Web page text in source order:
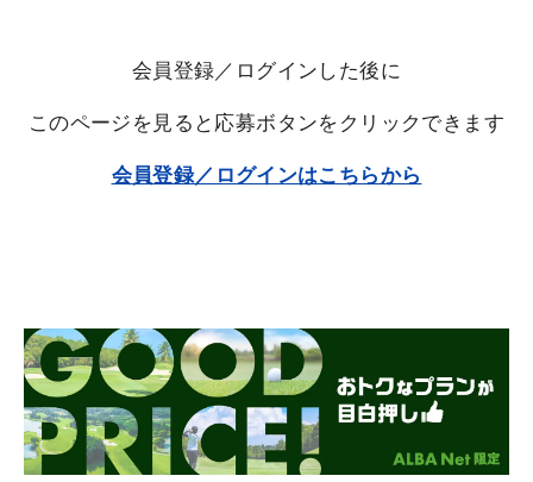
会員登録／ログインした後に
このページを見ると応募ボタンをクリックできます
会員登録／ログインはこちらから